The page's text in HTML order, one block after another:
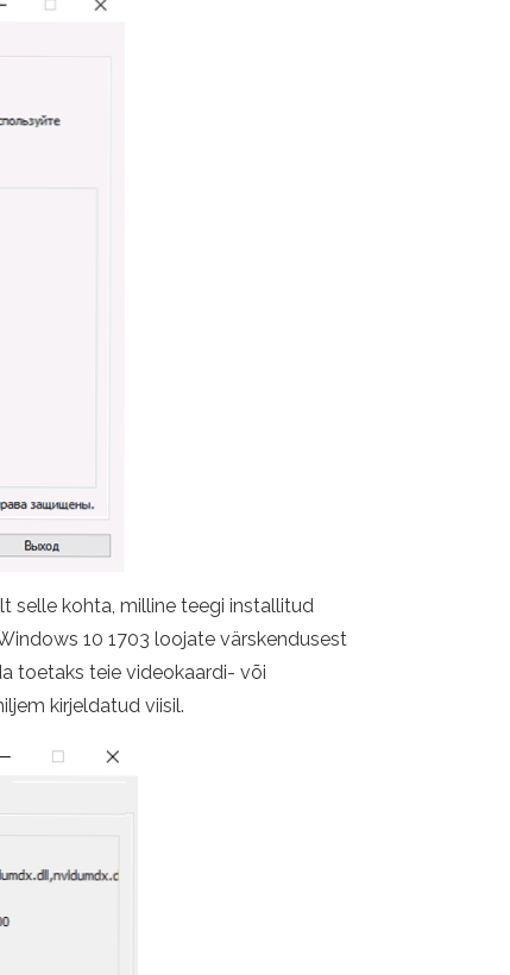
selle kohta, milline teegi installitud
10 1703 loojate värskendusest
toetaks teie videokaardi- või
kirjeldatud viisil.